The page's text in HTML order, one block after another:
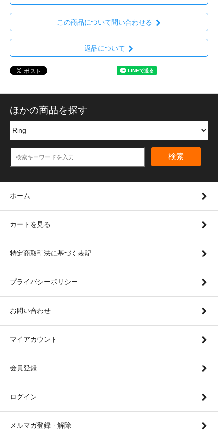
この商品について問い合わせる
返品について
ほかの商品を探す
検索
ホーム
カートを見る
特定商取引法に基づく表記
プライバシーポリシー
お問い合わせ
マイアカウント
会員登録
ログイン
メルマガ登録・解除